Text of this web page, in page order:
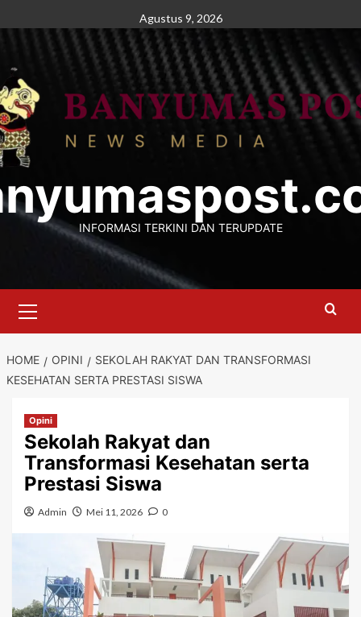
to
Agustus 9, 2026
INFORMASI TERKINI DAN TERUPDATE
Menu
HOME OPINI
SEKOLAH RAKYAT DAN TRANSFORMASI
KESEHATAN SERTA PRESTASI SISWA
Opini
Sekolah Rakyat dan
Transformasi Kesehatan serta
Prestasi Siswa
Admin Mei 11, 2026 0